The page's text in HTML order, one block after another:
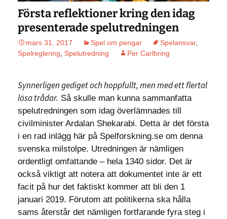
Första reflektioner kring den idag
presenterade spelutredningen
mars 31, 2017 Spel om pengar Spelansvar,
Spelreglering Spelutredning Per Carlbring
Synnerligen gediget och hoppfullt, men med ett flertal
lösa trådar. Så skulle man kunna sammanfatta
spelutredningen som idag överlämnades till
civilminister Ardalan Shekarabi. Detta är det första
i en rad inlägg här på Spelforskning.se om denna
svenska milstolpe. Utredningen är nämligen
ordentligt omfattande – hela 1340 sidor. Det är
också viktigt att notera att dokumentet inte är ett
facit på hur det faktiskt kommer att bli den 1
januari 2019. Förutom att politikerna ska hålla
sams återstår det nämligen fortfarande fyra steg i